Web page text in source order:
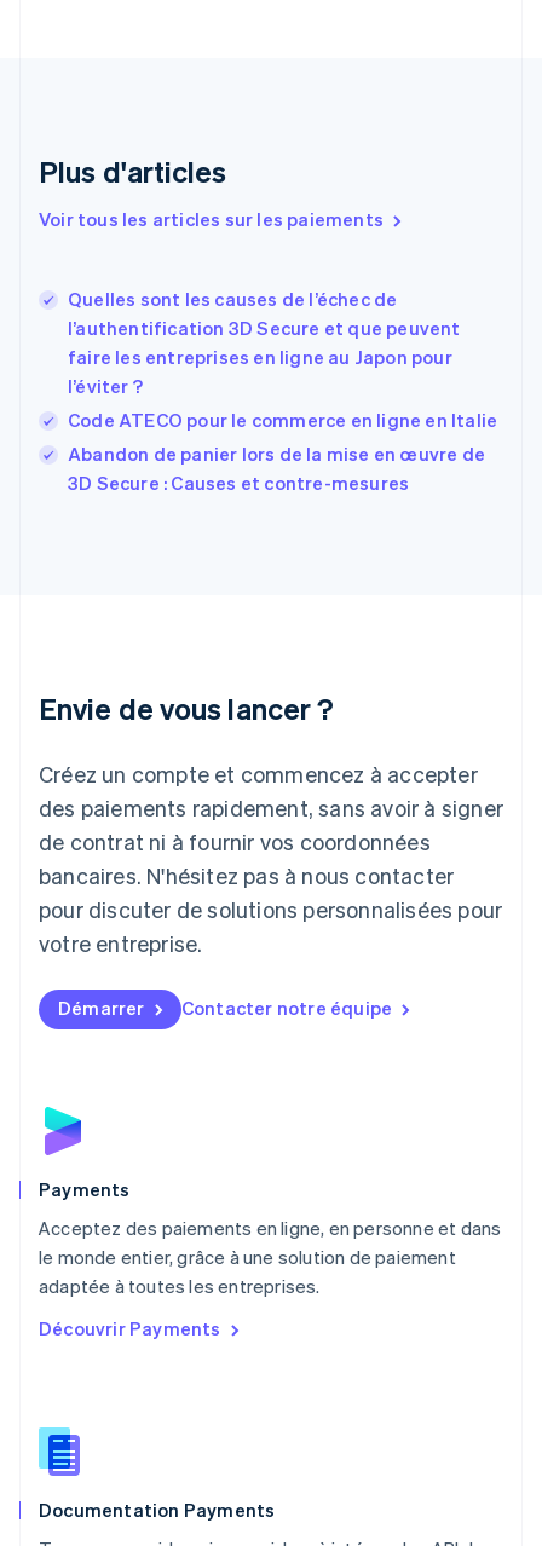
Plus d'articles
Voir tous les articles sur les paiements
Quelles sont les causes de l’échec de
l’authentification 3D Secure et que peuvent
faire les entreprises en ligne au Japon pour
l’éviter ?
Code ATECO pour le commerce en ligne en Italie
Abandon de panier lors de la mise en œuvre de
3D Secure : Causes et contre-mesures
Envie de vous lancer ?
Créez un compte et commencez à accepter
des paiements rapidement, sans avoir à signer
de contrat ni à fournir vos coordonnées
bancaires. N'hésitez pas à nous contacter
pour discuter de solutions personnalisées pour
votre entreprise.
Démarrer Contacter notre équipe
Payments
Acceptez des paiements en ligne, en personne et dans
le monde entier, grâce à une solution de paiement
adaptée à toutes les entreprises.
Découvrir Payments
Documentation Payments
Espagne
Estonie
EnglishEspañol简体中文
Finlande
EnglishSvenska
France
Gibraltar
English
Grèce
Japon
Lettonie
English
Liechtenstein
DeutschEnglish
Lituanie
Luxembourg
FrançaisDeutschEnglish
English简体中文
Malte
Norvège
English
English
NederlandsEnglish
Pologne
English
PortuguêsEnglish
English
Roumanie
Royaume-Uni